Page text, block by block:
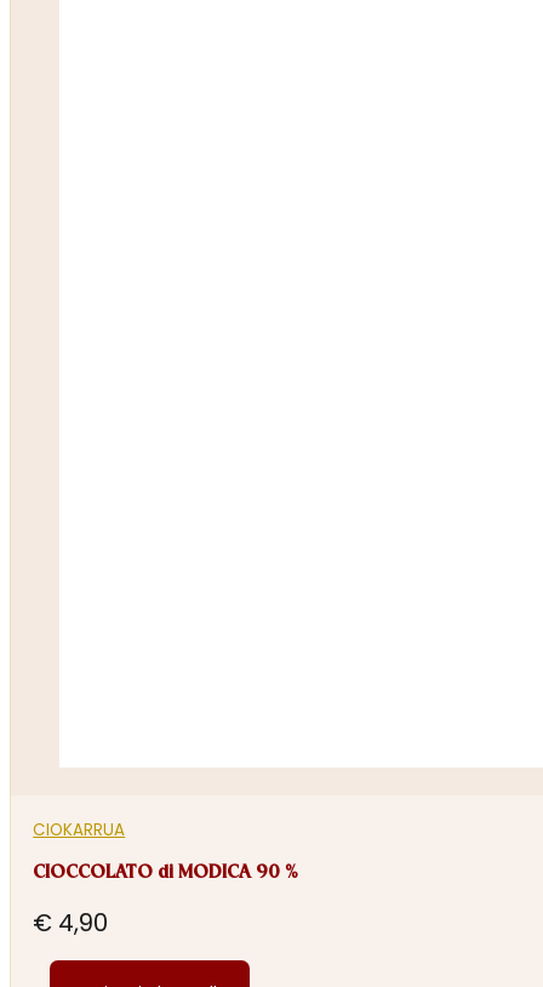
CIOKARRUA
CIOCCOLATO di MODICA 90 %
€ 4,90